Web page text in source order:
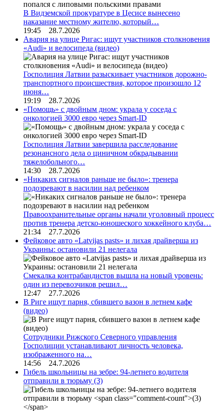
В Видземской прокуратуре в Цесисе вынесено
наказание местному жителю, который…
19:45 28.7.2026
Авария на улице Ригас: ищут участников столкновения
«Audi» и велосипеда (видео)
Госполиция Латвии разыскивает участников дорожно-
транспортного происшествия, которое произошло 12
июня…
19:19 28.7.2026
«Помощь» с двойным дном: украла у соседа с
онкологией 3000 евро через Smart-ID
Госполиция Латвии завершила расследование
резонансного дела о циничном обкрадывании
тяжелобольного…
14:30 28.7.2026
«Никаких сигналов раньше не было»: тренера
подозревают в насилии над ребенком
Правоохранительные органы начали уголовный процесс
против тренера детско-юношеского хоккейного клуба…
21:34 27.7.2026
Фейковое авто «Latvijas pasts» и лихая драйверша из
Украины: остановили 21 нелегала
Смекалка контрабандистов вышла на новый уровень:
один из перевозчиков решил…
12:47 27.7.2026
В Риге ищут парня, сбившего вазон в летнем кафе
(видео)
Сотрудники Рижского Северного управления
Госполиции устанавливают личность человека,
изображенного на…
14:56 24.7.2026
Гибель школьницы на зебре: 94-летнего водителя
отправили в тюрьму (3)